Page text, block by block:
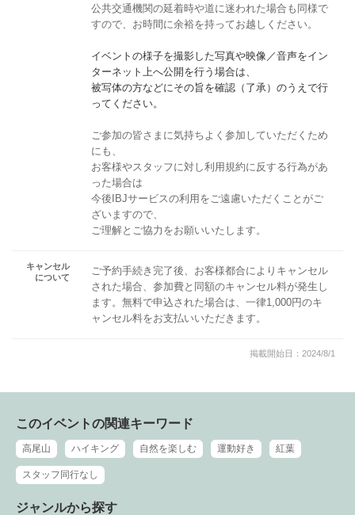
公共交通機関の延着時や道に迷われた場合も同様で
すので、お時間に余裕を持ってお越しください。
イベントの様子を撮影した写真や映像／音声をイン
ターネット上へ公開を行う場合は、
被写体の方などにその旨を確認（了承）のうえで行
ってください。
ご参加の皆さまに気持ちよく参加していただくため
にも、
お客様やスタッフに対し利用規約に反する行為があ
った場合は
今後IBJサービスの利用をご遠慮いただくことがご
ざいますので、
ご理解とご協力をお願いいたします。
キャンセル
について
ご予約手続き完了後、お客様都合によりキャンセル
された場合、参加費と同額のキャンセル料が発生し
ます。無料で申込された場合は、一律1,000円のキ
ャンセル料をお支払いいただきます。
掲載開始日：2024/8/1
このイベントの関連キーワード
高尾山 ハイキング 自然を楽しむ 運動好き 紅葉
スタッフ同行なし
ジャンルから探す